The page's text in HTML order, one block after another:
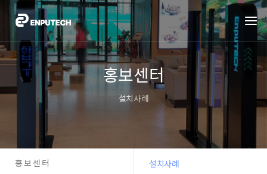
홍보센터
설치사례
홍보센터 설치사례